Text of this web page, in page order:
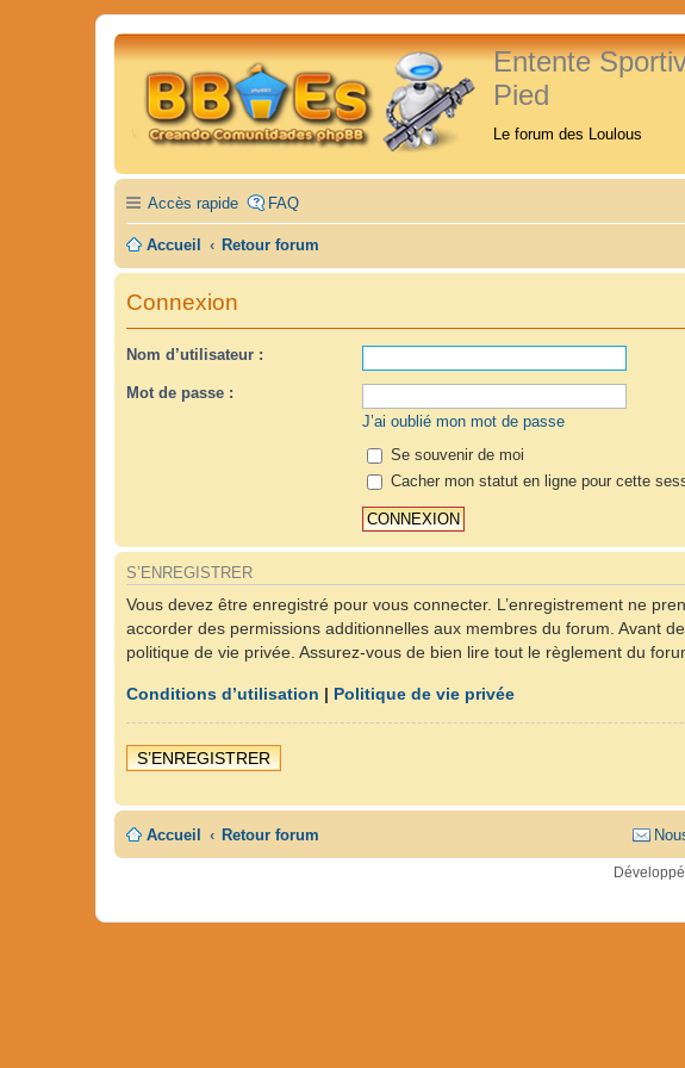
Entente
Pied
Le forum des Loulous
Accès rapide FAQ
Accueil Retour forum
Connexion
Nom d’utilisateur :
Mot de passe :
J’ai oublié mon mot de passe
Se souvenir de moi
Cacher mon statut en ligne pour cette
S’ENREGISTRER
Vous devez être enregistré pour vous connecter. L’enregistrement ne
accorder des permissions additionnelles aux membres du forum. Avant
politique de vie privée. Assurez-vous de bien lire tout le règlement du
Conditions d’utilisation | Politique de vie privée
S’ENREGISTRER
Accueil Retour forum